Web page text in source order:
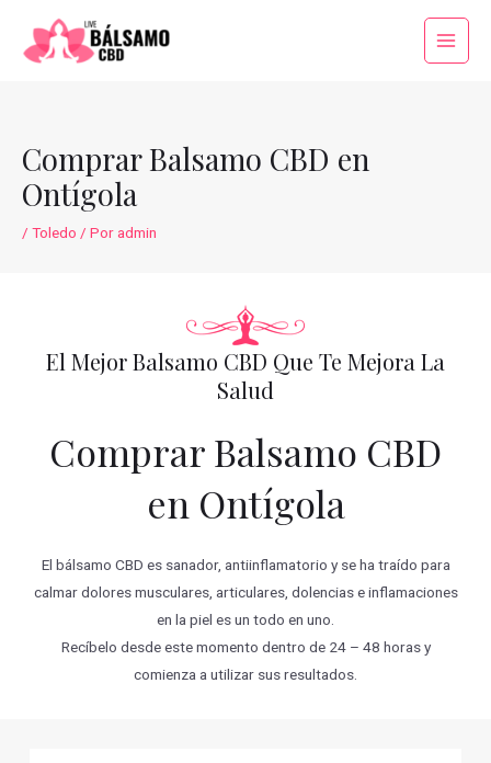
contenido
Main
Comprar Balsamo CBD en
Ontígola
/ Toledo / Poradmin
El Mejor Balsamo CBD Que Te Mejora La
Salud
Comprar Balsamo CBD
en Ontígola
El bálsamo CBD es sanador, antiinflamatorio y se ha traído para
calmar dolores musculares, articulares, dolencias e inflamaciones
en la piel es un todo en uno.
Recíbelo desde este momento dentro de 24 – 48 horas y
comienza a utilizar sus resultados.